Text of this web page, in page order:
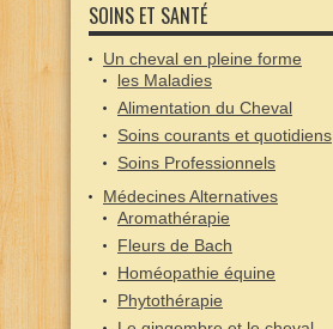
SOINS ET SANTÉ
Un cheval en pleine forme
les Maladies
Alimentation du Cheval
Soins courants et quotidiens
Soins Professionnels
Médecines Alternatives
Aromathérapie
Fleurs de Bach
Homéopathie équine
Phytothérapie